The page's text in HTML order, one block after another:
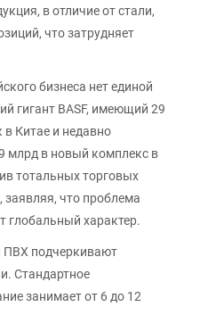
в отличие от стали,
что затрудняет
бизнеса нет единой
гигант BASF, имеющий 29
Китае и недавно
млрд в новый комплекс в
тотальных торговых
что проблема
глобальный характер.
ПВХ подчеркивают
Стандартное
занимает от 6 до 12